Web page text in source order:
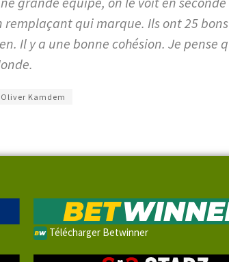
remplaçant qui marque. Ils ont 25 bons
Il y a une bonne cohésion. Je pense
Oliver Kamdem
Télécharger Betwinner